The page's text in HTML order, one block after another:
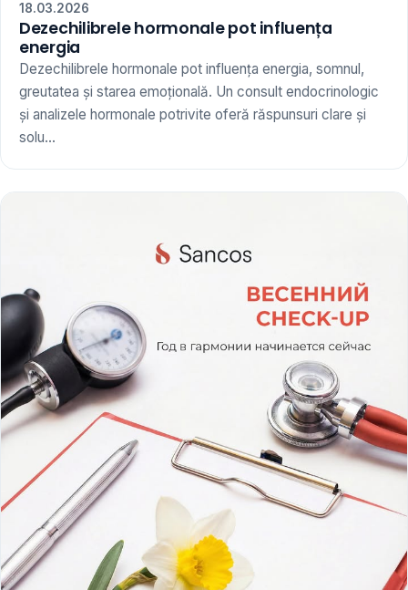
18.03.2026
Dezechilibrele hormonale pot influența
energia
Dezechilibrele hormonale pot influența energia, somnul,
greutatea și starea emoțională. Un consult endocrinologic
și analizele hormonale potrivite oferă răspunsuri clare și
solu...